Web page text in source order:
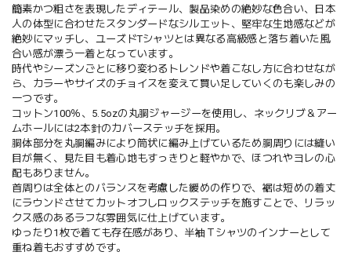
簡素かつ粗さを表現したディテール、製品染めの絶妙な色合い、日本
人の体型に合わせたスタンダードなシルエット、堅牢な生地感などが
絶妙にマッチし、ユーズドTシャツとは異なる高級感と落ち着いた風
合い感が漂う一着となっています。
時代やシーズンごとに移り変わるトレンドや着こなし方に合わせなが
ら、カラーやサイズのチョイスを変えて買い足していくのも楽しみの
一つです。
コットン100％、5.5ozの丸胴ジャージーを使用し、ネックリブ＆アー
ムホールには2本針のカバーステッチを採用。
胴体部分を丸胴編みにより筒状に編み上げているため胴周りには縫い
目が無く、見た目も着心地もすっきりと軽やかで、ほつれやヨレの心
配もありません。
首周りは全体とのバランスを考慮した緩めの作りで、裾は短めの着丈
にラウンドさせてカットオフしロックステッチを施すことで、リラッ
クス感のあるラフな雰囲気に仕上げています。
ゆったり1枚で着ても存在感があり、半袖Ｔシャツのインナーとして
重ね着もおすすめです。